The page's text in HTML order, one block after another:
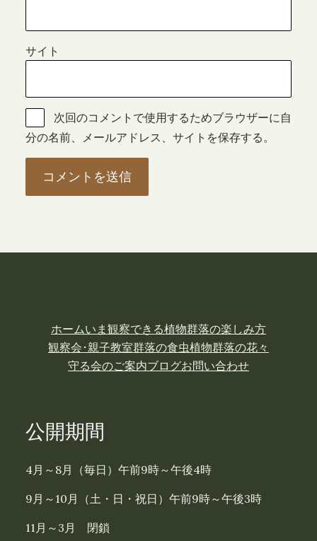
サイト
次回のコメントで使用するためブラウザーに自
分の名前、メールアドレス、サイトを保存する。
ホームいま観察できる植物群落の楽しみ方
観察会･親子教室群落の食虫植物群落の花々
守る会のご案内ブログお問い合わせ
公開期間
4月～8月（毎日）午前9時～午後4時
9月～10月（土・日・祝日）午前9時～午後3時
11月～3月 閉鎖